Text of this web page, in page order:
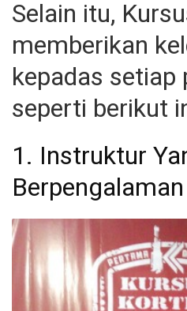
Selain itu,
memberikan
kepadas setiap
seperti berikut
1. Instruktur
Berpengalaman